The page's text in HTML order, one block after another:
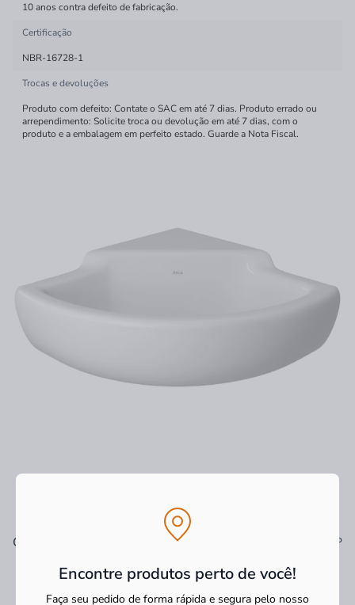
Encontre produtos perto de você!
Faça seu pedido de forma rápida e segura pelo nosso
Os mais vendidos Ver tudo
10 anos contra defeito de fabricação.
Certificação
NBR-16728-1
Trocas e devoluções
Produto com defeito: Contate o SAC em até 7 dias. Produto errado ou
arrependimento: Solicite troca ou devolução em até 7 dias, com o
produto e a embalagem em perfeito estado. Guarde a Nota Fiscal.